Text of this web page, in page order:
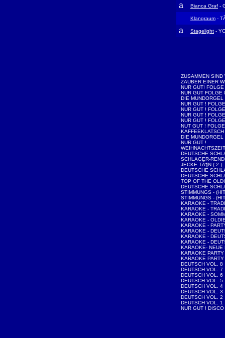
a Bianca Graf -
Klangraum -
a Stagelight -
ZUSAMMEN SIND
ZAUBER EINER
NUR GUT! FOLGE
NUR GUT FOLGE
DIE MUNDORGEL
NUR GUT !
NUR GUT !
NUR GUT !
NUR GUT !
NUT GUT !
KAFFEEKLATSCH
DIE MUNDORGEL
NUR GUT !
WEIHNACHTSZEIT
DEUTSCHE
SCHLAGER-
JECKE TÃ¶N ( 2 )
DEUTSCHE
DEUTSCHE
TOP OF THE
DEUTSCHE
STIMMUNGS -
STIMMUNGS -
KARAOKE -
KARAOKE -
KARAOKE -
KARAOKE -
KARAOKE -
KARAOKE -
KARAOKE -
KARAOKE -
KARAOKE- NEUE
KARAOKE
KARAOKE
DEUTSCH VOL. 8
DEUTSCH VOL. 7
DEUTSCH VOL. 6
DEUTSCH VOL. 5
DEUTSCH VOL. 4
DEUTSCH VOL. 3
DEUTSCH VOL. 2
DEUTSCH VOL. 1
NUR GUT !